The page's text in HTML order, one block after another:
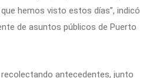
hemos visto estos días”, indicó
de asuntos públicos de Puerto
recolectando antecedentes, junto